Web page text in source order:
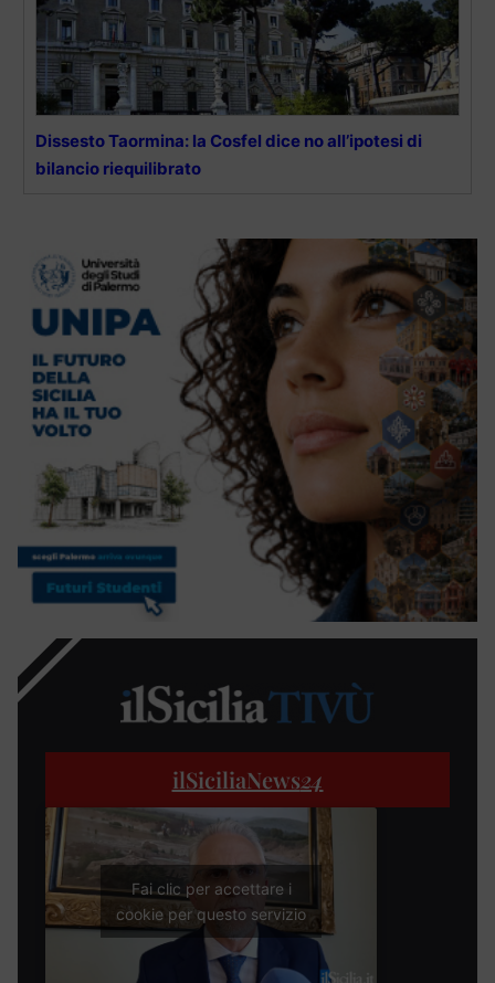
Dissesto Taormina: la Cosfel dice no all’ipotesi di
bilancio riequilibrato
ilSiciliaNews24
Fai clic per accettare i
cookie per questo servizio